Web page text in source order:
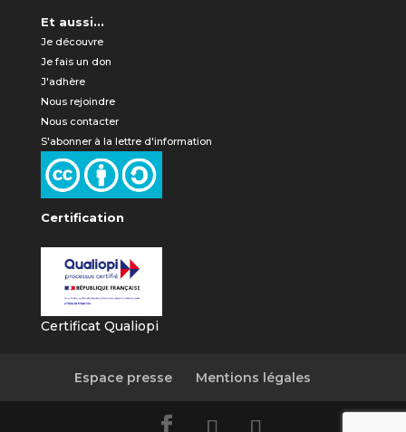
Et aussi...
Je découvre
Je fais un don
J'adhère
Nous rejoindre
Nous contacter
S'abonner à la lettre d'information
Certification
Certificat Qualiopi
Espace presse Mentions légales